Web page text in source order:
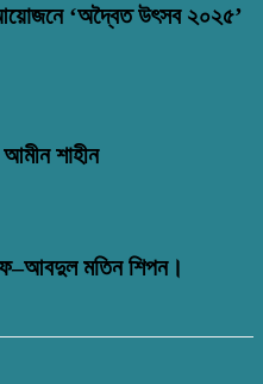
আয়োজনে ‘অদ্বৈত উৎসব ২০২৫’
শাহীন
মতিন শিপন।